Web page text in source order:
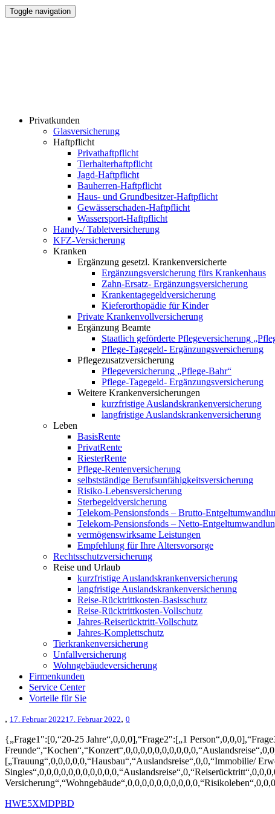
Toggle navigation
Privatkunden
Glasversicherung
Haftpflicht
Privathaftpflicht
Tierhalterhaftpflicht
Jagd-Haftpflicht
Bauherren-Haftpflicht
Haus- und Grundbesitzer-Haftpflicht
Gewässerschaden-Haftpflicht
Wassersport-Haftpflicht
Handy-/ Tabletversicherung
KFZ-Versicherung
Kranken
Ergänzung gesetzl. Krankenversicherte
Ergänzungsversicherung fürs Krankenhaus
Zahn-Ersatz- Ergänzungsversicherung
Krankentagegeldversicherung
Kieferorthopädie für Kinder
Private Krankenvollversicherung
Ergänzung Beamte
Staatlich geförderte Pflegeversicherung
Pflege-Tagegeld- Ergänzungsversicherung
Pflegezusatzversicherung
Pflegeversicherung „Pflege-Bahr“
Pflege-Tagegeld- Ergänzungsversicherung
Weitere Krankenversicherungen
kurzfristige Auslandskrankenversicherung
langfristige Auslandskrankenversicherung
Leben
BasisRente
PrivatRente
RiesterRente
Pflege-Rentenversicherung
selbstständige Berufsunfähigkeitsversicherung
Risiko-Lebensversicherung
Sterbegeldversicherung
Telekom-Pensionsfonds – Brutto-
Telekom-Pensionsfonds – Netto-
vermögenswirksame Leistungen
Empfehlung für Ihre Altersvorsorge
Rechtsschutzversicherung
Reise und Urlaub
kurzfristige Auslandskrankenversicherung
langfristige Auslandskrankenversicherung
Reise-Rücktrittkosten-Basisschutz
Reise-Rücktrittkosten-Vollschutz
Jahres-Reiserücktritt-Vollschutz
Jahres-Komplettschutz
Tierkrankenversicherung
Unfallversicherung
Wohngebäudeversicherung
Firmenkunden
Service Center
Vorteile für Sie
, 17. Februar 202217. Februar 2022, 0
{„Frage1″:[0,“20-25 Jahre“,0,0,0],“Frage2″:[„1
[„Trauung“,0,0,0,0,0,“Hausbau“,“Auslandsreise“,0,0,“Immobilie/
HWE5XMDPBD